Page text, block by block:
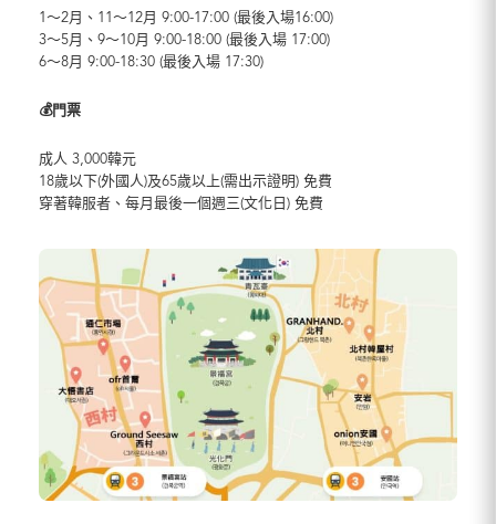
1～2月、11～12月 9:00-17:00 (最後入場16:00)
3～5月、9～10月 9:00-18:00 (最後入場 17:00)
6～8月 9:00-18:30 (最後入場 17:30)
💰門票
成人 3,000韓元
18歲以下(外國人)及65歲以上(需出示證明) 免費
穿著韓服者、每月最後一個週三(文化日) 免費